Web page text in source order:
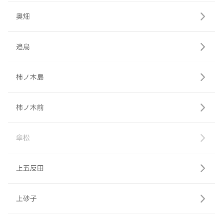
奥畑
追鳥
柿ノ木島
柿ノ木前
傘松
上五反田
上砂子